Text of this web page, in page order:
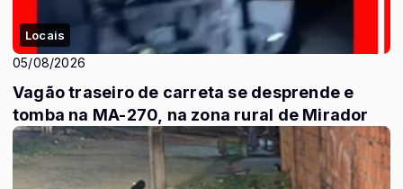
Locais
05/08/2026
Vagão traseiro de carreta se desprende e
tomba na MA-270, na zona rural de Mirador